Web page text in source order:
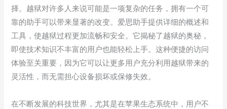
择。越狱对许多人来说可能是一项复杂的任务，拥有一个可
靠的助手可以带来显著的改变。爱思助手提供详细的概述和
工具，使越狱过程更加流畅和安全。它揭秘了越狱的奥秘，
即使技术知识不丰富的用户也能轻松上手。这种便捷的访问
体验至关重要，因为它可以让更多用户充分利用越狱带来的
灵活性，而无需担心设备损坏或保修失效。
在不断发展的科技世界，尤其是在苹果生态系统中，用户不